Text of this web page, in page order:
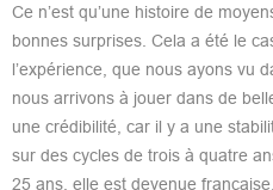
Ce n’est qu’une histoire de
bonnes surprises. Cela a été le
l’expérience, que nous ayons vu
nous arrivons à jouer dans de
une crédibilité, car il y a une
sur des cycles de trois à quatre
25 ans, elle est devenue